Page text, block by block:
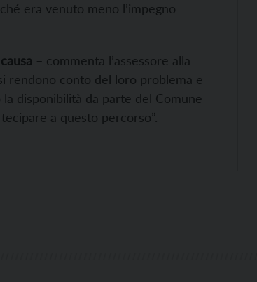
era venuto meno l’impegno
– commenta l’assessore alla
rendono conto del loro problema e
disponibilità da parte del Comune
a questo percorso”.